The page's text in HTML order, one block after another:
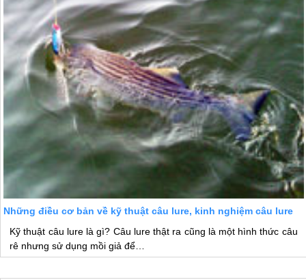
Những điều cơ bản về kỹ thuật câu lure, kinh nghiệm câu lure
Kỹ thuật câu lure là gì? Câu lure thật ra cũng là một hình thức câu
rê nhưng sử dụng mồi giả để…